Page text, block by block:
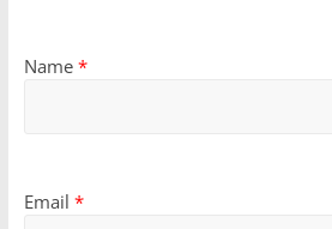
Name *
Email *